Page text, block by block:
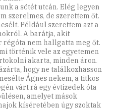
a sötét utcán. Elég legyen
szerelmes, de szerettem őt.
Például szerettem azt a
A barátja, akit
régóta nem hallgatta meg őt.
történik vele az egyetemen
akarta, minden áron.
hogy ne találkozhasson
Ágnes nekem, a titkos
várt rá egy évtizedek óta
amelyet mások
kíséretében úgy szoktak